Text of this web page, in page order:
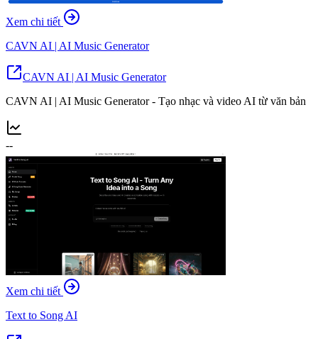
Xem chi tiết
CAVN AI | AI Music Generator
CAVN AI | AI Music Generator
CAVN AI | AI Music Generator - Tạo nhạc và video AI từ văn bản
--
Xem chi tiết
Text to Song AI